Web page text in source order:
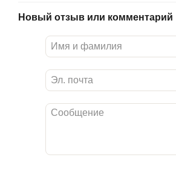
Новый отзыв или комментарий